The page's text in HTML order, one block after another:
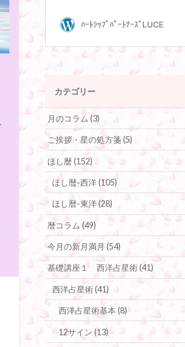
カテゴリー
月のコラム(3)
ご挨拶・星の処方箋(5)
ほし暦(152)
ほし暦-西洋(105)
ほし暦-東洋(28)
暦コラム(49)
今月の新月満月(54)
基礎講座１ 西洋占星術(41)
西洋占星術(41)
西洋占星術基本(8)
12サイン(13)